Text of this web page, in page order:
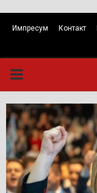
Импресум Контакт
PRIMARY
MENU